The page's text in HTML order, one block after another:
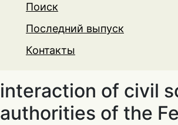
Поиск
Последний выпуск
Контакты
interaction of civil
authorities of the